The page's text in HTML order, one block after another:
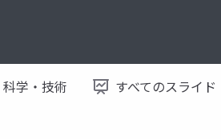
科学・技術 すべてのスライド